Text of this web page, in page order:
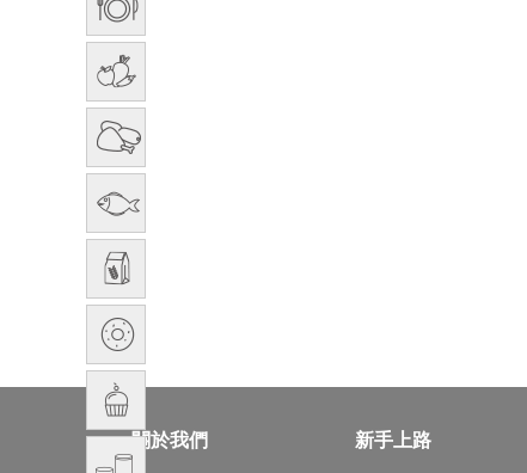
關於我們 新手上路